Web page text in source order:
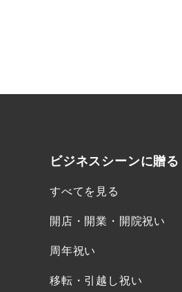
ビジネスシーンに贈る
すべてを見る
開店・開業・開院祝い
周年祝い
移転・引越し祝い